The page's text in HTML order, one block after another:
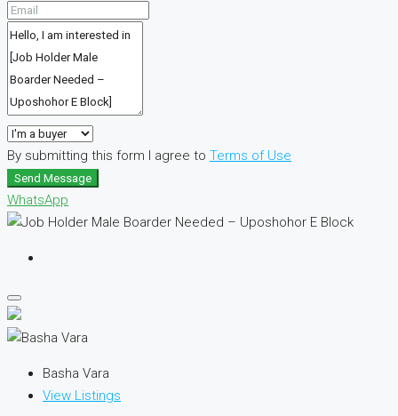
By submitting this form I agree to Terms of Use
Send Message
WhatsApp
Basha Vara
View Listings